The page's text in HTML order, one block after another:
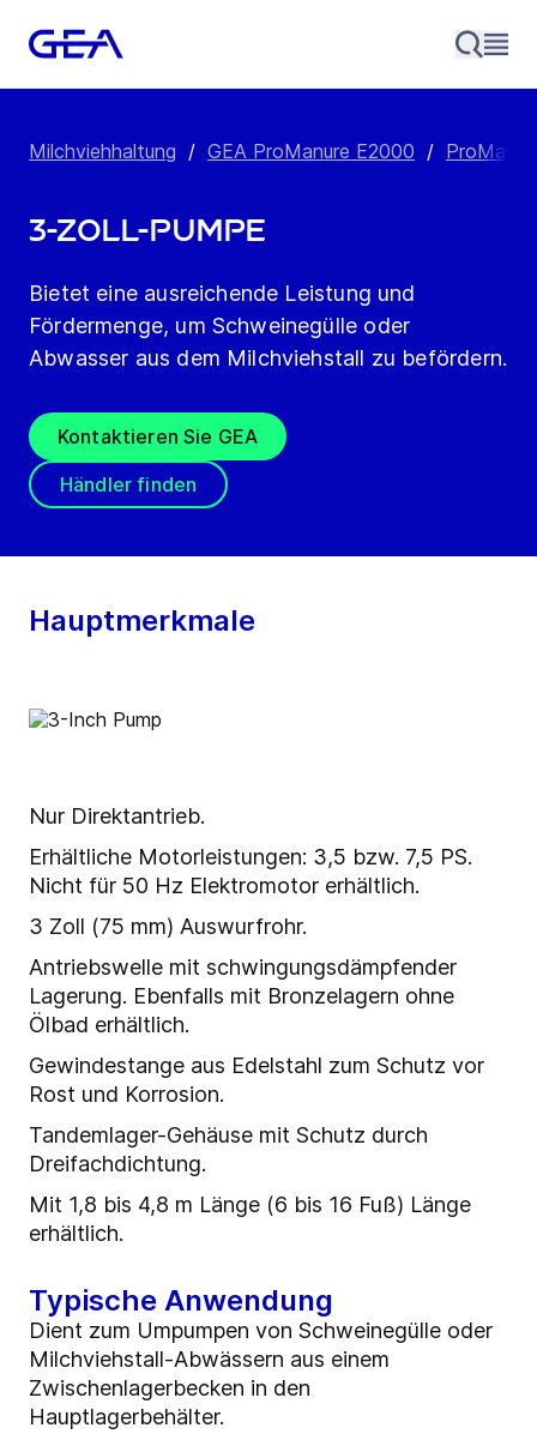
Milchviehhaltung / GEA ProManure E2000 /
3-Zoll-Pumpe
Bietet eine ausreichende Leistung und
Fördermenge, um Schweinegülle oder
Abwasser aus dem Milchviehstall zu befördern.
Kontaktieren Sie GEA
Händler finden
Hauptmerkmale
Nur Direktantrieb.
Erhältliche Motorleistungen: 3,5 bzw. 7,5 PS.
Nicht für 50 Hz Elektromotor erhältlich.
3 Zoll (75 mm) Auswurfrohr.
Antriebswelle mit schwingungsdämpfender
Lagerung. Ebenfalls mit Bronzelagern ohne
Ölbad erhältlich.
Gewindestange aus Edelstahl zum Schutz vor
Rost und Korrosion.
Tandemlager-Gehäuse mit Schutz durch
Dreifachdichtung.
Mit 1,8 bis 4,8 m Länge (6 bis 16 Fuß) Länge
erhältlich.
Typische Anwendung
Dient zum Umpumpen von Schweinegülle oder
Milchviehstall-Abwässern aus einem
Zwischenlagerbecken in den
Hauptlagerbehälter.